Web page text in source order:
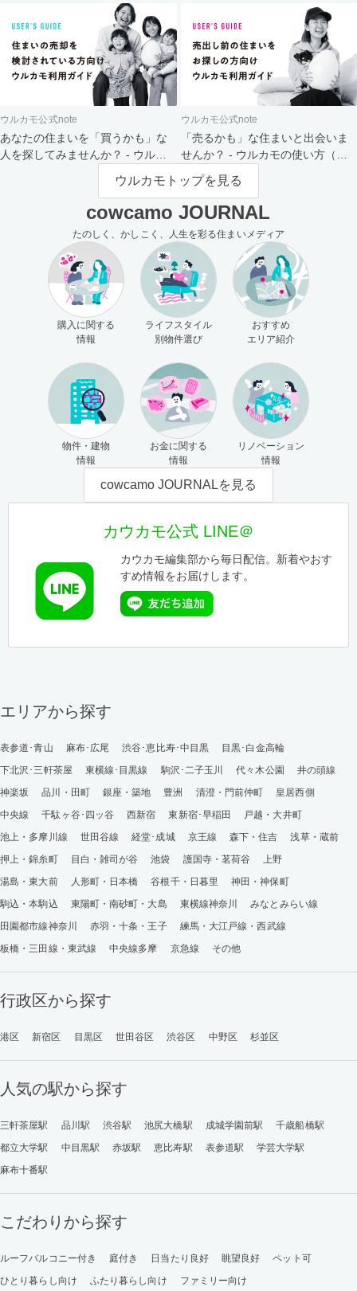
ウルカモ公式note
あなたの住まいを「買うかも」な
人を探してみませんか？ - ウルカ
ウルカモ公式note
「売るかも」な住まいと出会いま
せんか？ - ウルカモの使い方（買
主さま向け）
ウルカモトップを見る
cowcamo JOURNAL
たのしく、かしこく、人生を彩る住まいメディア
購入に関する
情報
ライフスタイル
別物件選び
おすすめ
エリア紹介
物件・建物
情報
お金に関する
情報
リノベーション
情報
cowcamo JOURNALを見る
カウカモ公式 LINE＠
カウカモ編集部から毎日配信。新着やおす
すめ情報をお届けします。
エリアから探す
表参道･青山 麻布･広尾 渋谷･恵比寿･中目黒
目黒･白金高輪
下北沢･三軒茶屋
東横線･目黒線 駒沢･二子玉川 代々木公園
井の頭線
神楽坂
品川・田町 銀座・築地 豊洲 清澄・門前仲町
皇居西側
中央線
千駄ヶ谷･四ッ谷 西新宿 東新宿･早稲田
戸越・大井町
池上・多摩川線
世田谷線 経堂･成城 京王線 森下・住吉
浅草・蔵前
押上・錦糸町
目白・雑司が谷 池袋 護国寺・茗荷谷
上野
湯島・東大前
人形町・日本橋 谷根千・日暮里
神田・神保町
駒込・本駒込
東陽町・南砂町・大島 東横線神奈川
みなとみらい線
田園都市線神奈川
赤羽・十条・王子
練馬・大江戸線・西武線
板橋・三田線・東武線
中央線多摩 京急線 その他
行政区から探す
港区 新宿区 目黒区 世田谷区 渋谷区 中野区 杉並区
人気の駅から探す
三軒茶屋駅 品川駅 渋谷駅 池尻大橋駅 成城学園前駅
千歳船橋駅
都立大学駅
中目黒駅 赤坂駅 恵比寿駅 表参道駅
学芸大学駅
麻布十番駅
こだわりから探す
ルーフバルコニー付き 庭付き 日当たり良好 眺望良好
ペット可
ひとり暮らし向け
ふたり暮らし向け ファミリー向け